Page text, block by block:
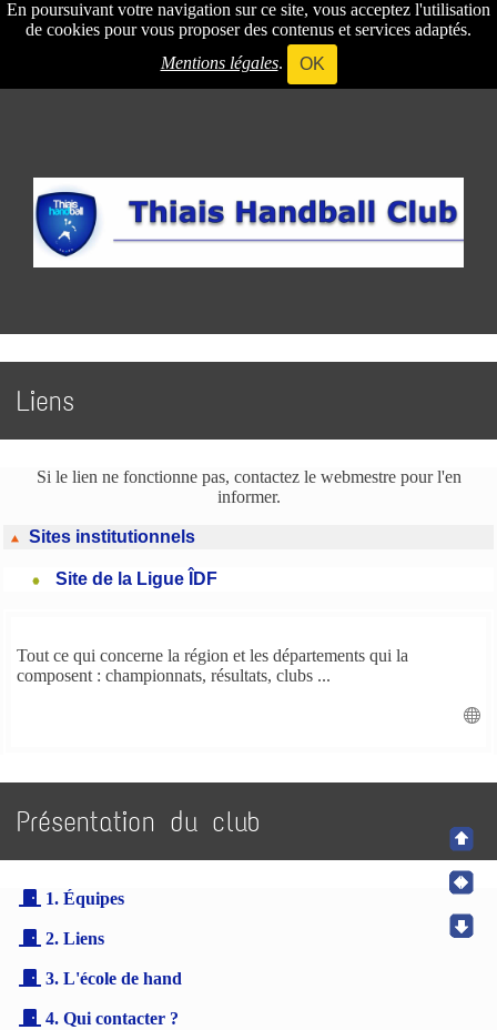
En poursuivant votre navigation sur ce site, vous acceptez l'utilisation
de cookies pour vous proposer des contenus et services adaptés.
Mentions légales. OK
Liens
Si le lien ne fonctionne pas, contactez le webmestre pour l'en
informer.
Sites institutionnels
Site de la Ligue ÎDF
Tout ce qui concerne la région et les départements qui la
composent : championnats, résultats, clubs ...
Présentation du club
1. Équipes
2. Liens
3. L'école de hand
4. Qui contacter ?